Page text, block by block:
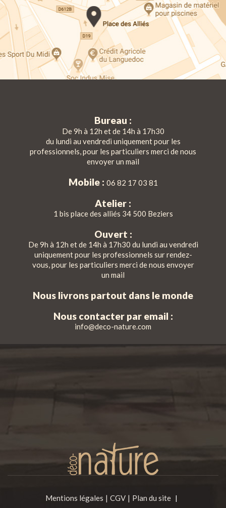
Bureau :
De 9h à 12h et de 14h à 17h30
du lundi au vendredi uniquement pour les
professionnels, pour les particuliers merci de nous
envoyer un mail
Mobile : 06 82 17 03 81
Atelier :
1 bis place des alliés 34 500 Beziers
Ouvert :
De 9h à 12h et de 14h à 17h30 du lundi au vendredi
uniquement pour les professionnels sur rendez-
vous, pour les particuliers merci de nous envoyer
un mail
Nous livrons partout dans le monde
Nous contacter par email :
info@deco-nature.com
Mentions légales CGV Plan du site |